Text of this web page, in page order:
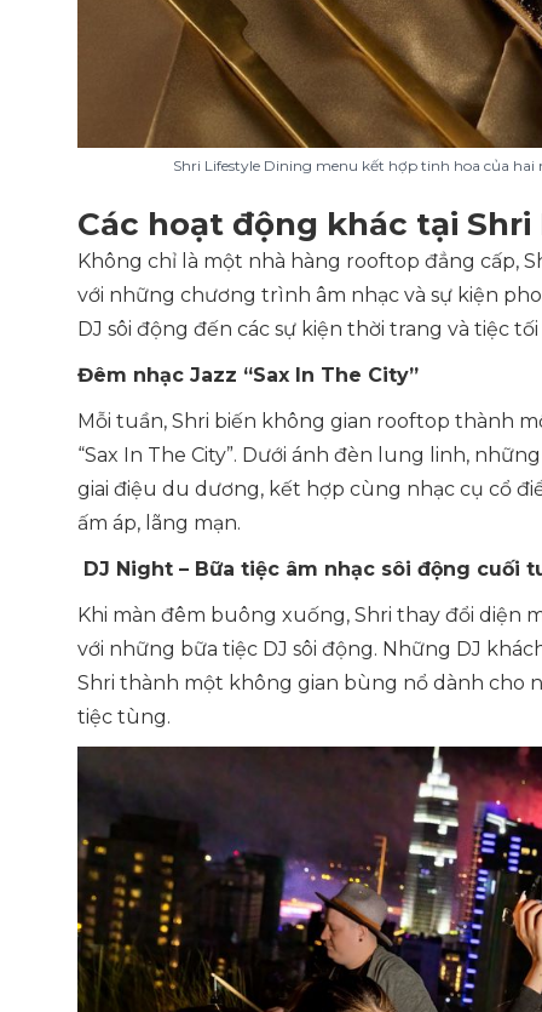
Shri Lifestyle Dining menu kết hợp tinh hoa của
Các hoạt động khác tại
Không chỉ là một nhà hàng rooftop đẳng cấp,
với những chương trình âm nhạc và sự kiện
DJ sôi động đến các sự kiện thời trang và tiệc
Đêm nhạc Jazz “Sax In The City”
Mỗi tuần, Shri biến không gian rooftop thành
“Sax In The City”. Dưới ánh đèn lung linh,
giai điệu du dương, kết hợp cùng nhạc cụ cổ
ấm áp, lãng mạn.
DJ Night – Bữa tiệc âm nhạc sôi động cuối
Khi màn đêm buông xuống, Shri thay đổi
với những bữa tiệc DJ sôi động. Những DJ
Shri thành một không gian bùng nổ dành cho
tiệc tùng.